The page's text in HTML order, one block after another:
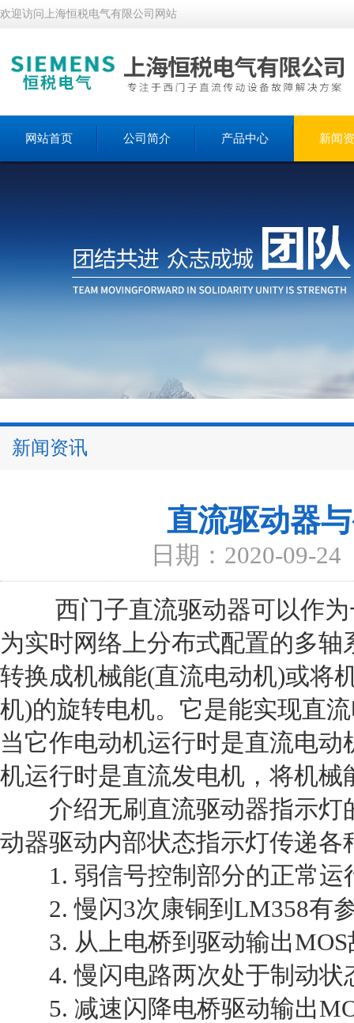
欢迎访问上海恒税电气有限公司网站
网站首页 公司简介 产品中心 新闻
新闻资讯
直流驱动器
日期：2020-09-24
西门子直流驱动器可以作为
为实时网络上分布式配置的多
转换成机械能(直流电动机)或将
机)的旋转电机。它是能实现直
当它作电动机运行时是直流电
机运行时是直流发电机，将机械
介绍无刷直流驱动器指示灯
动器驱动内部状态指示灯传递各
1. 弱信号控制部分的正常运
2. 慢闪3次康铜到LM358有
3. 从上电桥到驱动输出MOS
4. 慢闪电路两次处于制动状
5. 减速闪降电桥驱动输出